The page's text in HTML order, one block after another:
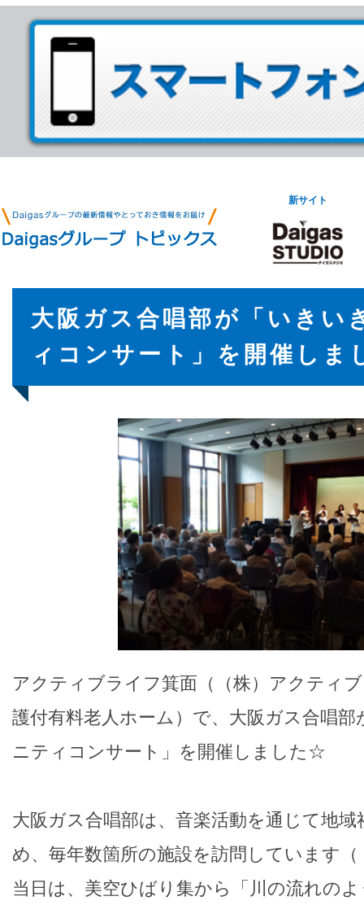
新サイト
大阪ガス合唱部が「いきい
ィコンサート」を開催しま
アクティブライフ箕面（（株）アクティ
護付有料老人ホーム）で、大阪ガス合唱
ニティコンサート」を開催しました☆
大阪ガス合唱部は、音楽活動を通じて地
め、毎年数箇所の施設を訪問しています（
当日は、美空ひばり集から「川の流れの